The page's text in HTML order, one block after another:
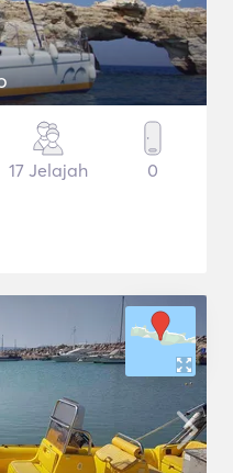
17 Jelajah 0